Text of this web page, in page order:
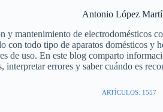
Antonio López
y mantenimiento de electrodomésticos
con todo tipo de aparatos domésticos y
de uso. En este blog comparto
interpretar errores y saber cuándo es
ARTÍCULOS: 1557